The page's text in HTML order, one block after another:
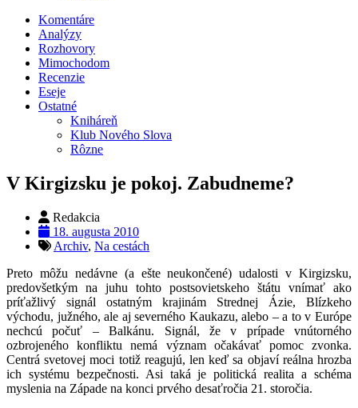
Komentáre
Analýzy
Rozhovory
Mimochodom
Recenzie
Eseje
Ostatné
Kniháreň
Klub Nového Slova
Rôzne
V Kirgizsku je pokoj. Zabudneme?
Redakcia
18. augusta 2010
Archiv, Na cestách
Preto môžu nedávne (a ešte neukončené) udalosti v Kirgizsku,
predovšetkým na juhu tohto postsovietskeho štátu vnímať ako
príťažlivý signál ostatným krajinám Strednej Ázie, Blízkeho
východu, južného, ale aj severného Kaukazu, alebo – a to v Európe
nechcú počuť – Balkánu. Signál, že v prípade vnútorného
ozbrojeného konfliktu nemá význam očakávať pomoc zvonka.
Centrá svetovej moci totiž reagujú, len keď sa objaví reálna hrozba
ich systému bezpečnosti. Asi taká je politická realita a schéma
myslenia na Západe na konci prvého desaťročia 21. storočia.